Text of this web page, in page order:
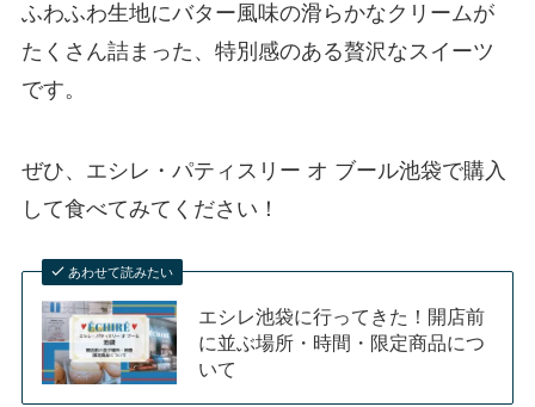
ふわふわ生地にバター風味の滑らかなクリームが
たくさん詰まった、特別感のある贅沢なスイーツ
です。
ぜひ、エシレ・パティスリー オ ブール池袋で購入
して食べてみてください！
あわせて読みたい
エシレ池袋に行ってきた！開店前
に並ぶ場所・時間・限定商品につ
いて